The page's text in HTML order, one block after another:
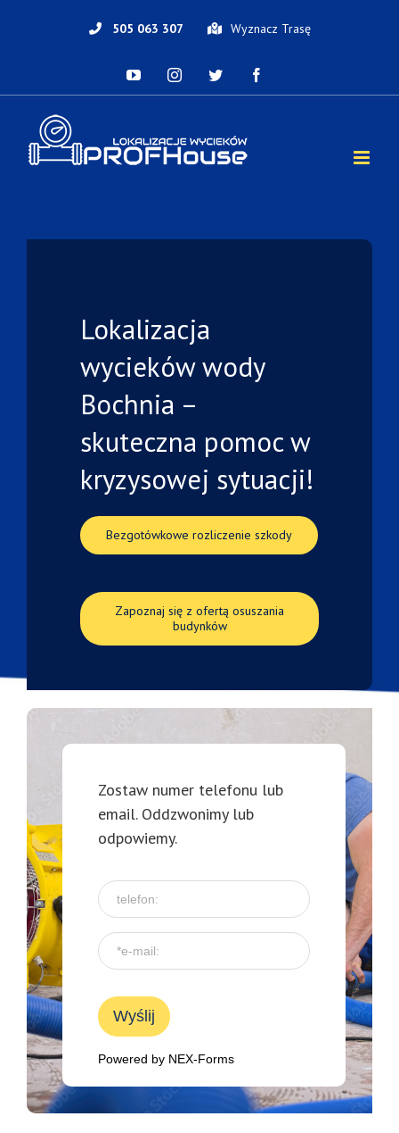
505 063 307 Wyznacz Trasę
YouTubeInstagramTwitter
Lokalizacja
wyciekówwody
Bochnia –
skuteczna pomocw
kryzysowej sytuacji!
Bezgotówkowe rozliczenie szkody
Zapoznaj się z ofertą osuszania
budynków
Zostaw numer telefonu lub
email. Oddzwonimy lub
odpowiemy.
Wyślij
Powered by NEX-Forms